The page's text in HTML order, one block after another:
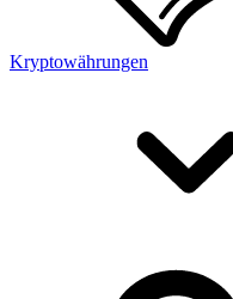
Kryptowährungen